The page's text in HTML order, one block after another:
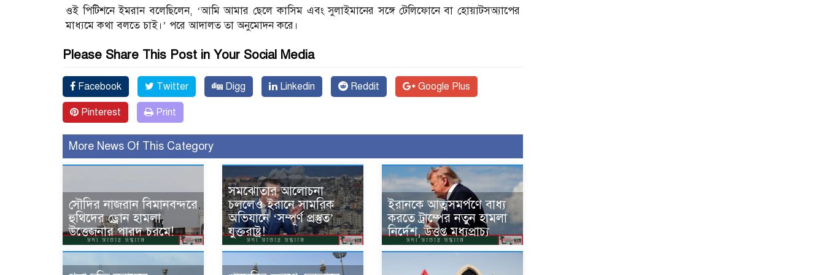
ওই পিটিশনে ইমরান বলেছিলেন, ‘আমি আমার ছেলে কাসিম এবং সুলাইমানের সঙ্গে টেলিফোনে বা হোয়াটসঅ্যাপের
মাধ্যমে কথা বলতে চাই।’ পরে আদালত তা অনুমোদন করে।
Please Share This Post in Your Social Media
Facebook Twitter Digg Linkedin Reddit Google Plus
Pinterest Print
More News Of This Category
সৌদির নাজরান বিমানবন্দরে
হুথিদের ড্রোন হামলা,
উত্তেজনার পারদ চরমে!
সমঝোতার আলোচনা
চললেও ইরানে সামরিক
অভিযানে ‘সম্পূর্ণ প্রস্তুত’
যুক্তরাষ্ট্র!
ইরানকে আত্মসমর্পণে বাধ্য
করতে ট্রাম্পের নতুন হামলা
নির্দেশ, উত্তপ্ত মধ্যপ্রাচ্য